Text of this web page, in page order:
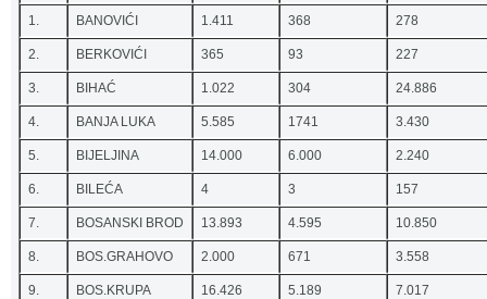
1. BANOVIĆI 1.411 368 278
2. BERKOVIĆI 365 93 227
3. BIHAĆ 1.022 304 24.886
4. BANJA LUKA 5.585 1741 3.430
5. BIJELJINA 14.000 6.000 2.240
6. BILEĆA 4 3 157
7. BOSANSKI BROD 13.893 4.595 10.850
8. BOS.GRAHOVO 2.000 671 3.558
9. BOS.KRUPA 16.426 5.189 7.017